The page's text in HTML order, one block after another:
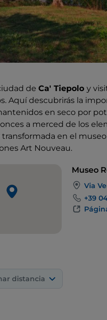
de Ca' Tiepolo y
Aquí descubrirás la
en seco por
a merced de los
transformada en el
Art Nouveau.
Museo
Via
+39
distancia